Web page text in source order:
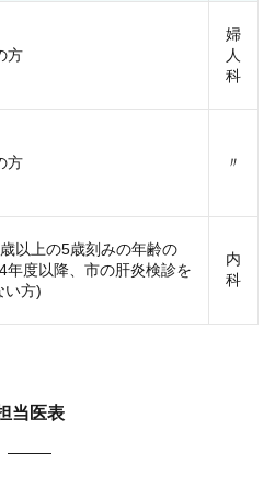
方
婦
人
科
方 〃
以上の5歳刻みの年齢の
年度以降、市の肝炎検診を
い方)
内
科
当医表